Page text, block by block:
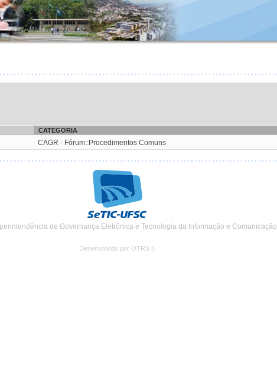
CATEGORIA
CAGR - Fórum::Procedimentos Comuns
de Governança Eletrônica e Tecnologia da Informação e Comunicação
Desenvolvido por OTRS 5